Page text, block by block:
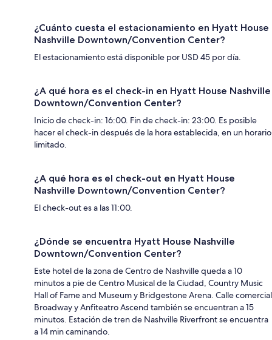
¿Cuánto cuesta el estacionamiento en Hyatt House
Nashville Downtown/Convention Center?
El estacionamiento está disponible por USD 45 por día.
¿A qué hora es el check-in en Hyatt House Nashville
Downtown/Convention Center?
Inicio de check-in: 16:00. Fin de check-in: 23:00. Es posible
hacer el check-in después de la hora establecida, en un horario
limitado.
¿A qué hora es el check-out en Hyatt House
Nashville Downtown/Convention Center?
El check-out es a las 11:00.
¿Dónde se encuentra Hyatt House Nashville
Downtown/Convention Center?
Este hotel de la zona de Centro de Nashville queda a 10
minutos a pie de Centro Musical de la Ciudad, Country Music
Hall of Fame and Museum y Bridgestone Arena. Calle comercial
Broadway y Anfiteatro Ascend también se encuentran a 15
minutos. Estación de tren de Nashville Riverfront se encuentra
a 14 min caminando.